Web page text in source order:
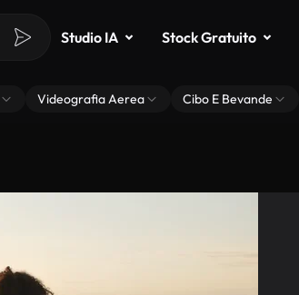
Studio IA Stock Gratuito
Videografia Aerea Cibo E Bevande